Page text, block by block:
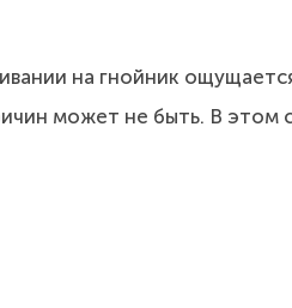
на гнойник
может не быть. В этом